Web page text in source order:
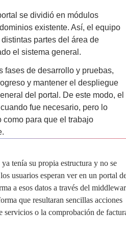
se dividió en módulos
existente. Así, el equipo
partes del área de
el sistema general.
fases de desarrollo y pruebas,
y mantener el despliegue
del portal. De este modo, el
fue necesario, pero lo
como para que el trabajo
tenía su propia estructura y no se
usuarios esperan ver en un portal
a esos datos a través del
que resultaran sencillas acciones
servicios o la comprobación de